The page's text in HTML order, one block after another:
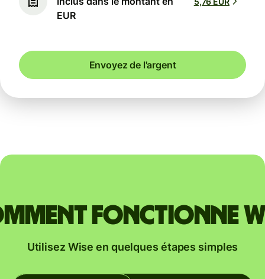
EUR
Envoyez de l'argent
fonctionne
Utilisez Wise en quelques étapes simples